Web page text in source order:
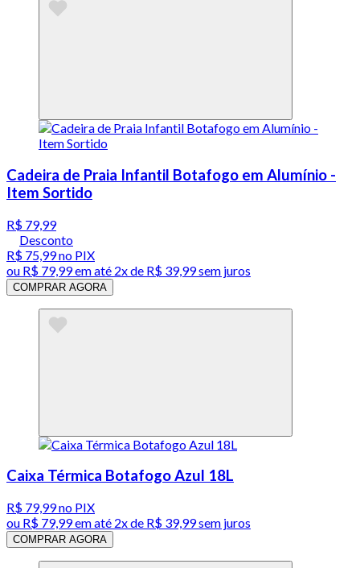
Cadeira de Praia Infantil Botafogo em Alumínio -
Item Sortido
R$ 79,99
Desconto
R$ 75,99no PIX
ou R$ 79,99em até 2x de R$ 39,99 sem juros
COMPRAR AGORA
Caixa Térmica Botafogo Azul 18L
R$ 79,99no PIX
ou R$ 79,99em até 2x de R$ 39,99 sem juros
COMPRAR AGORA